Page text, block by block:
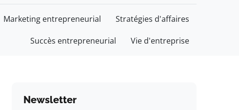
Marketing entrepreneurial Stratégies d'affaires
Succès entrepreneurial Vie d'entreprise
Newsletter